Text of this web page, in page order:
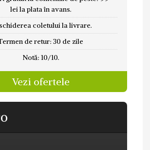
lei la plata în avans.
coletului la livrare.
de retur: 30 de zile
Notă: 10/10.
Vezi ofertele